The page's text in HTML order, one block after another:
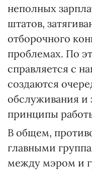
неполных
штатов,
отборочного
проблемах. По
справляется с
создаются
обслуживания и
принципы
В общем,
главными
между мэром и